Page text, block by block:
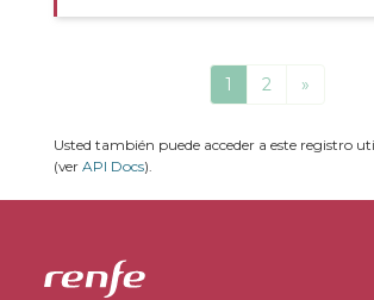
1 2 »
Usted también puede acceder a este registro
(ver API Docs).